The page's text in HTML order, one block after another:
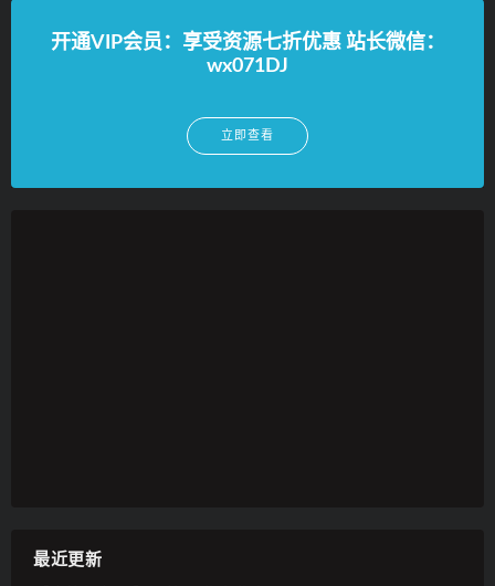
开通VIP会员：享受资源七折优惠 站长微信：
wx071DJ
立即查看
最近更新